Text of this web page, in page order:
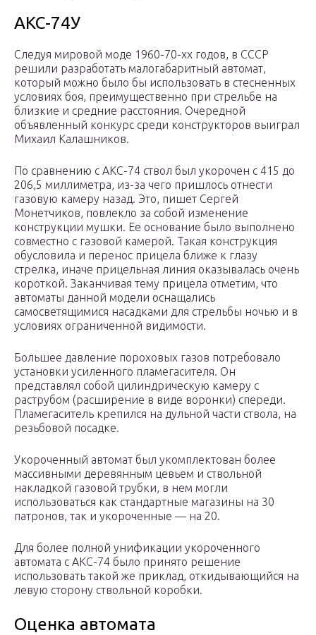
АКС-74У
Следуя мировой моде 1960-70-хх годов, в СССР
решили разработать малогабаритный автомат,
который можно было бы использовать в стесненных
условиях боя, преимущественно при стрельбе на
близкие и средние расстояния. Очередной
объявленный конкурс среди конструкторов выиграл
Михаил Калашников.
По сравнению с АКС-74 ствол был укорочен с 415 до
206,5 миллиметра, из-за чего пришлось отнести
газовую камеру назад. Это, пишет Сергей
Монетчиков, повлекло за собой изменение
конструкции мушки. Ее основание было выполнено
совместно с газовой камерой. Такая конструкция
обусловила и перенос прицела ближе к глазу
стрелка, иначе прицельная линия оказывалась очень
короткой. Заканчивая тему прицела отметим, что
автоматы данной модели оснащались
самосветящимися насадками для стрельбы ночью и в
условиях ограниченной видимости.
Большее давление пороховых газов потребовало
установки усиленного пламегасителя. Он
представлял собой цилиндрическую камеру с
раструбом (расширение в виде воронки) спереди.
Пламегаситель крепился на дульной части ствола, на
резьбовой посадке.
Укороченный автомат был укомплектован более
массивными деревянным цевьем и ствольной
накладкой газовой трубки, в нем могли
использоваться как стандартные магазины на 30
патронов, так и укороченные — на 20.
Для более полной унификации укороченного
автомата с АКС-74 было принято решение
использовать такой же приклад, откидывающийся на
левую сторону ствольной коробки.
Оценка автомата